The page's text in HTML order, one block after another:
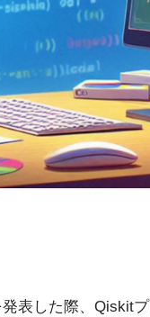
表した際、Qiskit